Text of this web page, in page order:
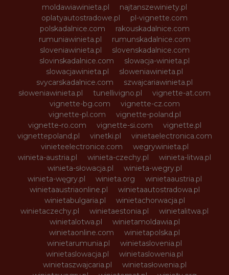
moldawiawinieta.pl
najtanszewiniety.pl
oplatyautostradowe.pl
pl-vignette.com
polskadalnice.com
rakouskadalnice.com
rumuniawinieta.pl
rumunskadalnice.com
sloveniawinieta.pl
slovenskadalnice.com
slovinskadalnice.com
slowacja-winieta.pl
slowacjawinieta.pl
sloweniawinieta.pl
svycarskadalnice.com
szwajcariawinieta.pl
słoweniawinieta.pl
tunellivigno.pl
vignette-at.com
vignette-bg.com
vignette-cz.com
vignette-pl.com
vignette-poland.pl
vignette-ro.com
vignette-si.com
vignette.pl
vignettepoland.pl
vinetki.pl
vinietaelectronica.com
vinieteelectronice.com
wegrywinieta.pl
winieta-austria.pl
winieta-czechy.pl
winieta-litwa.pl
winieta-słowacja.pl
winieta-wegry.pl
winieta-węgry.pl
winieta.org
winietaaustria.pl
winietaaustriaonline.pl
winietaautostradowa.pl
winietabulgaria.pl
winietachorwacja.pl
winietaczechy.pl
winietaestonia.pl
winietalitwa.pl
winietalotwa.pl
winietamoldawia.pl
winietaonline.com
winietapolska.pl
winietarumunia.pl
winietaslovenia.pl
winietaslowacja.pl
winietaslowenia.pl
winietaszwajcaria.pl
winietasłowenia.pl